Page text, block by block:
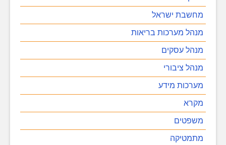
מחשבת ישראל
מנהל מערכות בריאות
מנהל עסקים
מנהל ציבורי
מערכות מידע
מקרא
משפטים
מתמטיקה